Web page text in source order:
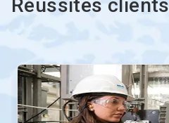
Réussites clients
Ceci
est
un
carrousel.
Utilisez